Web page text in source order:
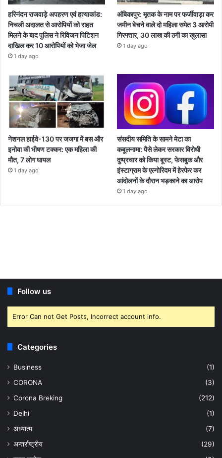
हरिनंदन राजवाड़े अपहरण एवं हत्याकांड:
निचली अदालत से आरोपियों को राहत
मिलने के बाद पुलिस ने रिविजन पिटिशन
दाखिल कर 10 आरोपियों को भेजा जेल
1 day ago
अंबिकापुर: मृतक के नाम पर फर्जीवाड़ा कर
जमीन बेचने वाले दो महिला समेत 3 आरोपी
गिरफ्तार, 30 लाख की ठगी का खुलासा
1 day ago
नेशनल हाईवे-130 पर जजगा में बस और
इनोवा की भीषण टक्कर: एक महिला की
मौत, 7 लोग घायल
1 day ago
संसदीय समिति के सामने मेटा का
कबूलनामा: पैसे लेकर सरकार विरोधी
दुष्प्रचार को किया बूस्ट, फेसबुक और
इंस्टाग्राम के एल्गोरिदम में हेरफेर कर
आंदोलनों के दौरान भड़काने का आरोप
1 day ago
Follow us
Error Can not Get Posts, Incorrect account info.
Categories
Business
(1)
CORONA
(3)
Corona Breking
(212)
Delhi
(1)
अध्यात्म
(7)
अन्तर्राष्ट्रीय
(29)